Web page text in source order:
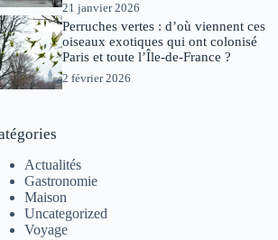
21 janvier 2026
Perruches vertes : d’où viennent ces
oiseaux exotiques qui ont colonisé
Paris et toute l’Île-de-France ?
2 février 2026
Actualités
Gastronomie
Maison
Uncategorized
Voyage